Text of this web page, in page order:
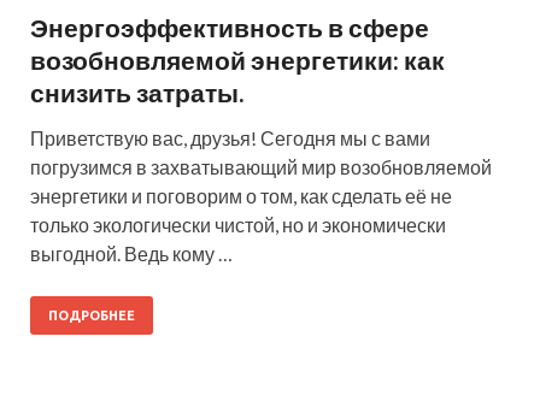
Энергоэффективность в сфере
возобновляемой энергетики: как
снизить затраты.
Приветствую вас, друзья! Сегодня мы с вами
погрузимся в захватывающий мир возобновляемой
энергетики и поговорим о том, как сделать её не
только экологически чистой, но и экономически
выгодной. Ведь кому …
ПОДРОБНЕЕ